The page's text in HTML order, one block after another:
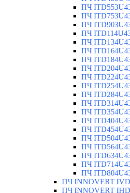
ПЧ
ПЧ
ПЧ
ПЧ
ПЧ
ПЧ
ПЧ
ПЧ
ПЧ
ПЧ
ПЧ
ПЧ
ПЧ
ПЧ
ПЧ
ПЧ
ПЧ
ПЧ
ПЧ
ПЧ
ПЧ INNOVERT IVD
ПЧ INNOVERT IHD